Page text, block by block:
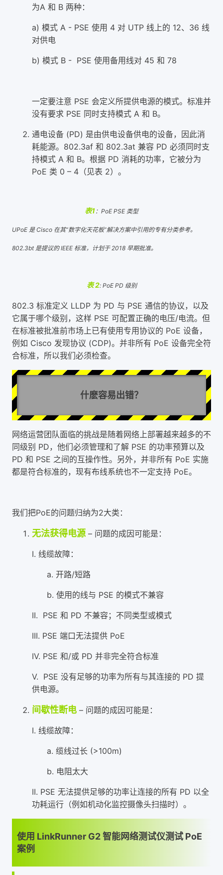
为A 和 B 两种：
a) 模式 A - PSE 使用 4 对 UTP 线上的 12、36 线
对供电
b) 模式 B - PSE 使用备用线对 45 和 78
一定要注意 PSE 会定义所提供电源的模式。标准并
没有要求 PSE 同时支持模式 A 和 B。
通电设备 (PD) 是由供电设备供电的设备，因此消
耗能源。802.3af 和 802.3at 兼容 PD 必须同时支
持模式 A 和 B。根据 PD 消耗的功率，它被分为
PoE 类 0 – 4（见表 2）。
表1： PoE PSE 类型
UPoE 是 Cisco 在其“数字化天花板”解决方案中引用的专有分类参考。
802.3bt 是提议的 IEEE 标准，计划于 2018 早期批准。
表 2: PoE PD 级别
802.3 标准定义 LLDP 为 PD 与 PSE 通信的协议，以及
它属于哪个级别，这样 PSE 可配置正确的电压/电流。但
在标准被批准前市场上已有使用专用协议的 PoE 设备，
例如 Cisco 发现协议 (CDP)。并非所有 PoE 设备完全符
合标准，所以我们必须检查。
什麽容易出错？
网络运营团队面临的挑战是随着网络上部署越来越多的不
同级别 PD，他们必须管理和了解 PSE 的功率预算以及
PD 和 PSE 之间的互操作性。另外，并非所有 PoE 实施
都是符合标准的，现有布线系统也不一定支持 PoE。
我们把PoE的问题归纳为2大类：
无法获得电源 – 问题的成因可能是：
I. 线缆故障：
a. 开路/短路
b. 使用的线与 PSE 的模式不兼容
II. PSE 和 PD 不兼容；不同类型或模式
III. PSE 端口无法提供 PoE
IV. PSE 和/或 PD 并非完全符合标准
V. PSE 没有足够的功率为所有与其连接的 PD 提
供电源。
间歇性断电 – 问题的成因可能是：
I. 线缆故障：
a. 缆线过长 (>100m)
b. 电阻太大
II. PSE 无法提供足够的功率让连接的所有 PD 以全
功耗运行（例如机动化监控摄像头扫描时）。
使用 LinkRunner G2 智能网络测试仪测试 PoE
案例